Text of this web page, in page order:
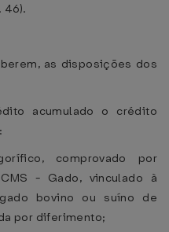
46).
as disposições dos
acumulado o crédito
comprovado por
- Gado, vinculado à
bovino ou suíno de
por diferimento;